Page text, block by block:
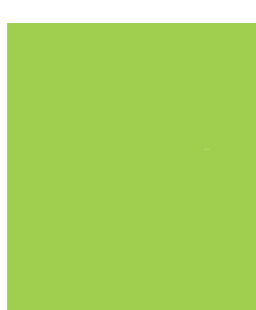
TISK